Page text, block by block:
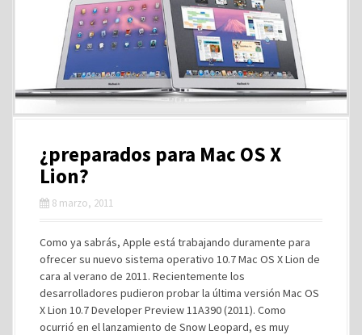
¿preparados para Mac OS X
Lion?
8 marzo, 2011
Como ya sabrás, Apple está trabajando duramente para
ofrecer su nuevo sistema operativo 10.7 Mac OS X Lion de
cara al verano de 2011. Recientemente los
desarrolladores pudieron probar la última versión Mac OS
X Lion 10.7 Developer Preview 11A390 (2011). Como
ocurrió en el lanzamiento de Snow Leopard, es muy